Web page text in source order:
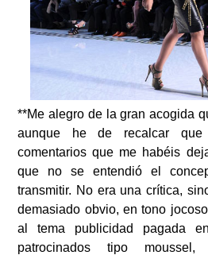
**Me alegro de la gran acogida
aunque he de recalcar
comentarios que me habéis
que no se entendió el
transmitir. No era una crítica,
demasiado obvio, en tono
al tema publicidad pagada
patrocinados tipo